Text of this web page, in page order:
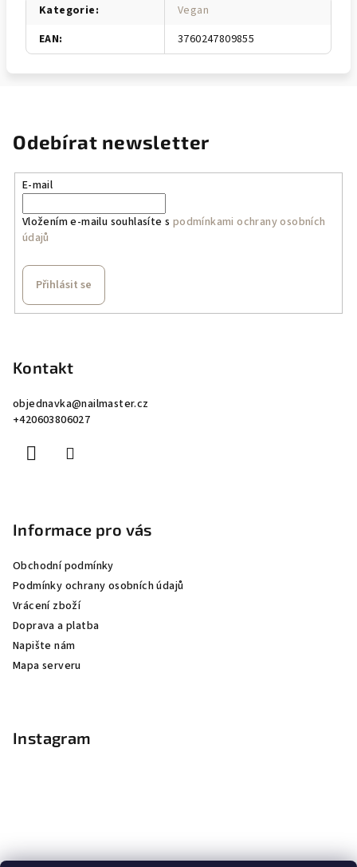
Kategorie:
Vegan
EAN: 3760247809855
Odebírat newsletter
E-mail
Vložením e-mailu souhlasíte s podmínkami ochrany osobních
údajů
Přihlásit se
Kontakt
objednavka@nailmaster.cz
+420603806027
Informace pro vás
Obchodní podmínky
Podmínky ochrany osobních údajů
Vrácení zboží
Doprava a platba
Napište nám
Mapa serveru
Instagram